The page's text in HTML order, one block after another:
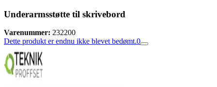
Underarmsstøtte til skrivebord
Varenummer: 232200
Dette produkt er endnu ikke blevet bedømt.0